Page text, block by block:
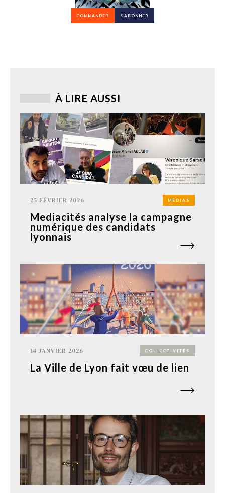
COMMANDER S’ABONNER
À LIRE AUSSI
25 FÉVRIER 2026 MÉDIAS
Mediacités analyse la campagne
numérique des candidats
lyonnais
14 JANVIER 2026 COLLECTIVITÉS
La Ville de Lyon fait vœu de lien